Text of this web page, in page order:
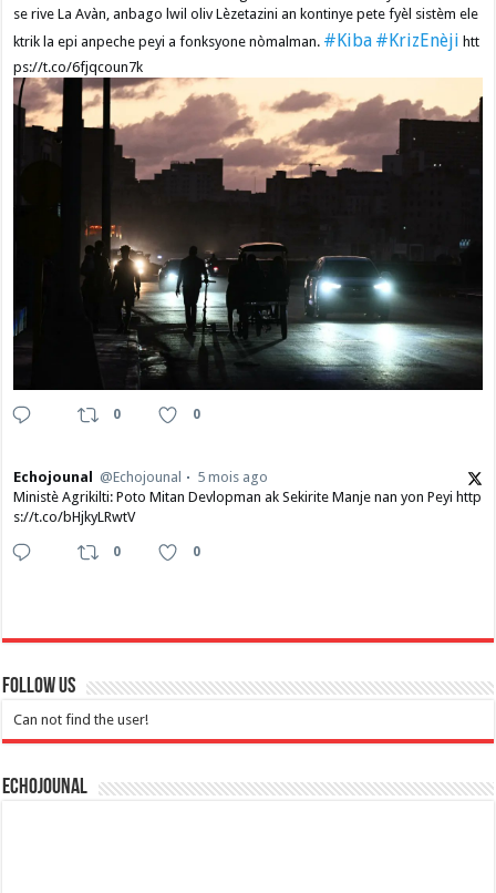
se rive La Avàn, anbago lwil oliv Lèzetazini an kontinye pete fyèl sistèm ele
ktrik la epi anpeche peyi a fonksyone nòmalman. #Kiba #KrizEnèji htt
ps://t.co/6fjqcoun7k
0 0
Echojounal @Echojounal
5 mois ago
Ministè Agrikilti: Poto Mitan Devlopman ak Sekirite Manje nan yon Peyi http
s://t.co/bHjkyLRwtV
0 0
Follow Us
Can not find the user!
Echojounal